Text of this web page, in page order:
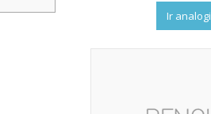
Ir analogi